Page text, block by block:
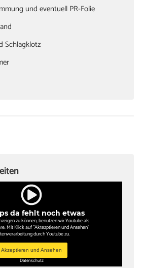
und eventuell PR-Folie
Schlagklotz
da fehlt noch etwas
zu können, benutzen wir Youtube als
Mit Klick auf "Aktezptieren und Ansehen"
durch Youtube zu.
Akzeptieren und Ansehen
Datenschutz